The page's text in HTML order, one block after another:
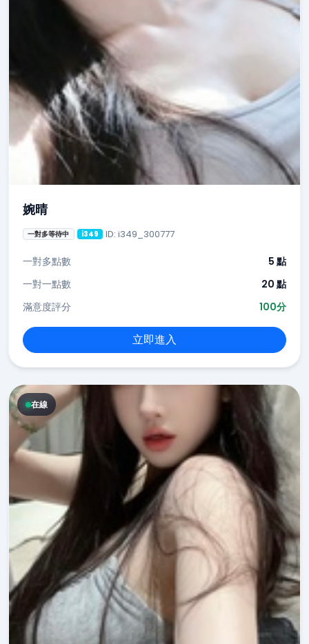
婉晴
一對多等待中 i349 ID: i349_300777
一對多點數
5 點
一對一點數
20 點
滿意度評分
100分
立即進入
在線